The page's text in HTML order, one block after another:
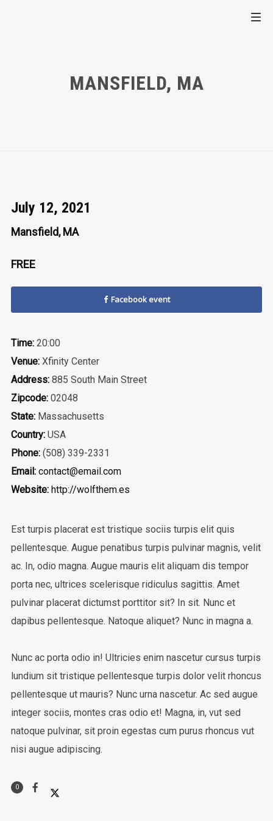
MANSFIELD, MA
July 12, 2021
Mansfield, MA
FREE
Facebook event
Time:20:00
Venue:Xfinity Center
Address:885 South Main Street
Zipcode:02048
State:Massachusetts
Country:USA
Phone:(508) 339-2331
Email: contact@email.com
Website: http://wolfthem.es
Est turpis placerat est tristique sociis turpis elit quis
pellentesque. Augue penatibus turpis pulvinar magnis, velit
ac. In, odio magna. Augue mauris elit aliquam dis tempor
porta nec, ultrices scelerisque ridiculus sagittis. Amet
pulvinar placerat dictumst porttitor sit? In sit. Nunc et
dapibus pellentesque. Natoque aliquet? Nunc in magna a.
Nunc ac porta odio in! Ultricies enim nascetur cursus turpis
lundium sit tristique pellentesque turpis dolor velit rhoncus
pellentesque ut mauris? Nunc urna nascetur. Ac sed augue
integer sociis, montes cras odio et! Magna, in, vut sed
natoque pulvinar, sit proin egestas cum purus rhoncus vut
nisi augue adipiscing.
0